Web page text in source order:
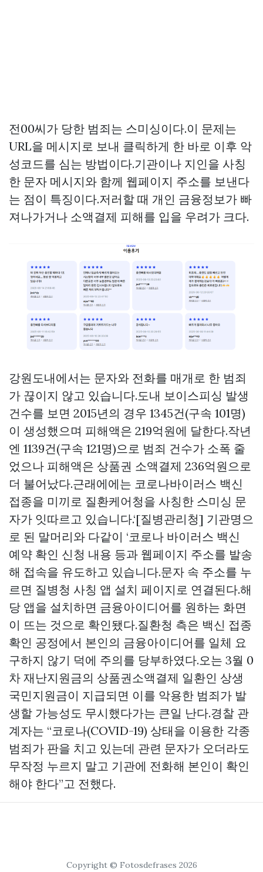
전00씨가 당한 범죄는 스미싱이다.이 문제는
URL을 메시지로 보내 클릭하게 한 바로 이후 악
성코드를 심는 방법이다.기관이나 지인을 사칭
한 문자 메시지와 함께 웹페이지 주소를 보낸다
는 점이 특징이다.저러할 때 개인 금융정보가 빠
져나가거나 소액결제 피해를 입을 우려가 크다.
강원도내에서는 문자와 전화를 매개로 한 범죄
가 끊이지 않고 있습니다.도내 보이스피싱 발생
건수를 보면 2015년의 경우 1345건(구속 101명)
이 생성했으며 피해액은 219억원에 달한다.작년
엔 1139건(구속 121명)으로 범죄 건수가 소폭 줄
었으나 피해액은 상품권 소액결제 236억원으로
더 불어났다.근래에에는 코로나바이러스 백신
접종을 미끼로 질환케어청을 사칭한 스미싱 문
자가 잇따르고 있습니다.‘[질병관리청] 기관명으
로 된 말머리와 다같이 ‘코로나 바이러스 백신
예약 확인 신청 내용 등과 웹페이지 주소를 발송
해 접속을 유도하고 있습니다.문자 속 주소를 누
르면 질병청 사칭 앱 설치 페이지로 연결된다.해
당 앱을 설치하면 금융아이디어를 원하는 화면
이 뜨는 것으로 확인됐다.질환청 측은 백신 접종
확인 공정에서 본인의 금융아이디어를 일체 요
구하지 않기 덕에 주의를 당부하였다.오는 3월 0
차 재난지원금의 상품권소액결제 일환인 상생
국민지원금이 지급되면 이를 악용한 범죄가 발
생할 가능성도 무시했다가는 큰일 난다.경찰 관
계자는 “코로나(COVID-19) 상태을 이용한 각종
범죄가 판을 치고 있는데 관련 문자가 오더라도
무작정 누르지 말고 기관에 전화해 본인이 확인
해야 한다”고 전했다.
Copyright © Fotosdefrases 2026